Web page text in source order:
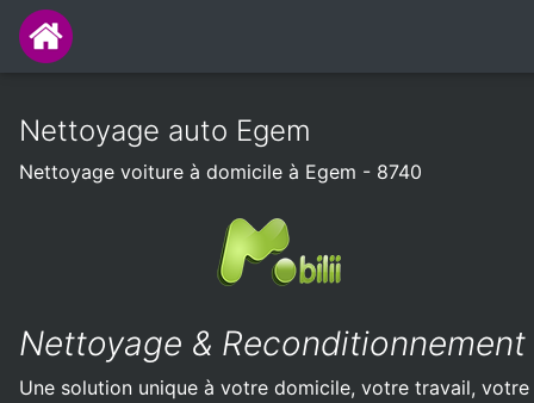
Nettoyage auto Egem
Nettoyage voiture à domicile à Egem - 8740
Nettoyage & Reconditionnement
Une solution unique à votre domicile, votre travail, votre